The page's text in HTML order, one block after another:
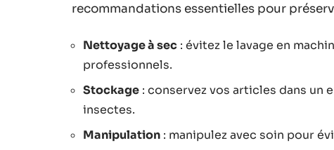
recommandations essentielles pour
Nettoyage à sec : évitez le lavage en
professionnels.
Stockage : conservez vos articles dans un
insectes.
Manipulation : manipulez avec soin pour